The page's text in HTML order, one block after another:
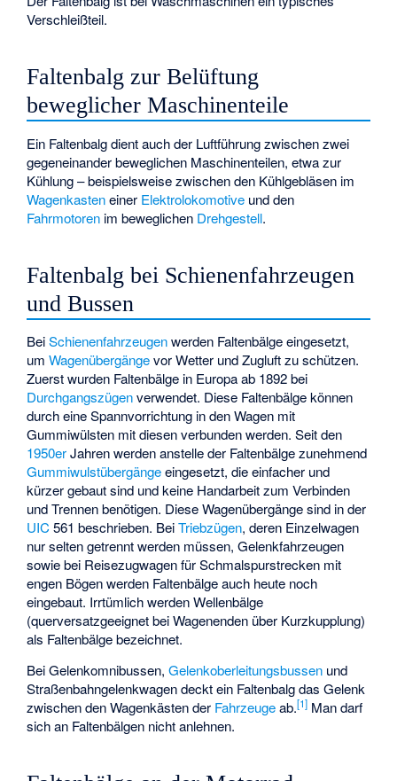
Verschleißteil.
Faltenbalg zur Belüftung
beweglicher Maschinenteile
Ein Faltenbalg dient auch der Luftführung zwischen zwei
gegeneinander beweglichen Maschinenteilen, etwa zur
Kühlung – beispielsweise zwischen den Kühlgebläsen im
Wagenkasteneiner Elektrolokomotive und den
Fahrmotoren im beweglichen Drehgestell.
Faltenbalg bei Schienenfahrzeugen
und Bussen
BeiSchienenfahrzeugenwerden Faltenbälge eingesetzt,
umWagenübergängevor Wetter und Zugluft zu schützen.
Zuerst wurden Faltenbälge in Europa ab 1892 bei
Durchgangszügenverwendet. Diese Faltenbälge können
durch eine Spannvorrichtung in den Wagen mit
Gummiwülsten mit diesen verbunden werden. Seit den
1950erJahren werden anstelle der Faltenbälge zunehmend
Gummiwulstübergängeeingesetzt, die einfacher und
kürzer gebaut sind und keine Handarbeit zum Verbinden
und Trennen benötigen. Diese Wagenübergänge sind in der
UIC561 beschrieben. BeiTriebzügen, deren Einzelwagen
nur selten getrennt werden müssen, Gelenkfahrzeugen
sowie bei Reisezugwagen für Schmalspurstrecken mit
engen Bögen werden Faltenbälge auch heute noch
eingebaut. Irrtümlich werden Wellenbälge
(querversatzgeeignet bei Wagenenden über Kurzkupplung)
als Faltenbälge bezeichnet.
BeiGelenkomnibussen,Gelenkoberleitungsbussen und
Straßenbahngelenkwagendeckt ein Faltenbalg das Gelenk
zwischen den Wagenkästen der Fahrzeugeab.[1] Man darf
sich an Faltenbälgen nicht anlehnen.